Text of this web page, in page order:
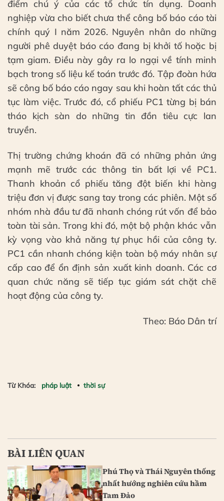
điểm chú ý của các tổ chức tín dụng. Doanh
nghiệp vừa cho biết chưa thể công bố báo cáo tài
chính quý I năm 2026. Nguyên nhân do những
người phê duyệt báo cáo đang bị khởi tố hoặc bị
tạm giam. Điều này gây ra lo ngại về tính minh
bạch trong số liệu kế toán trước đó. Tập đoàn hứa
sẽ công bố báo cáo ngay sau khi hoàn tất các thủ
tục làm việc. Trước đó, cổ phiếu PC1 từng bị bán
tháo kịch sàn do những tin đồn tiêu cực lan
truyền.
Thị trường chứng khoán đã có những phản ứng
mạnh mẽ trước các thông tin bất lợi về PC1.
Thanh khoản cổ phiếu tăng đột biến khi hàng
triệu đơn vị được sang tay trong các phiên. Một số
nhóm nhà đầu tư đã nhanh chóng rút vốn để bảo
toàn tài sản. Trong khi đó, một bộ phận khác vẫn
kỳ vọng vào khả năng tự phục hồi của công ty.
PC1 cần nhanh chóng kiện toàn bộ máy nhân sự
cấp cao để ổn định sản xuất kinh doanh. Các cơ
quan chức năng sẽ tiếp tục giám sát chặt chẽ
hoạt động của công ty.
Theo: Báo Dân trí
Từ Khóa: pháp luật thời sự
BÀI LIÊN QUAN
Phú Thọ và Thái Nguyên thống
nhất hướng nghiên cứu hầm
Tam Đảo